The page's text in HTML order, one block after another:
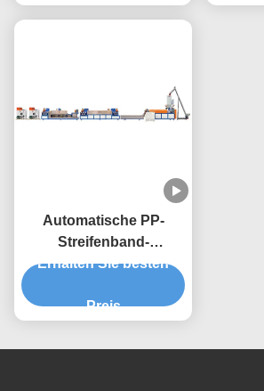
Automatische PP-
Streifenband-
Extrusionslinie 9mm-
Kunststoffbänder
Erhalten Sie besten
Preis